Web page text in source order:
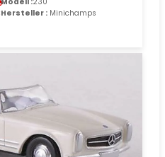
Hersteller : Minichamps